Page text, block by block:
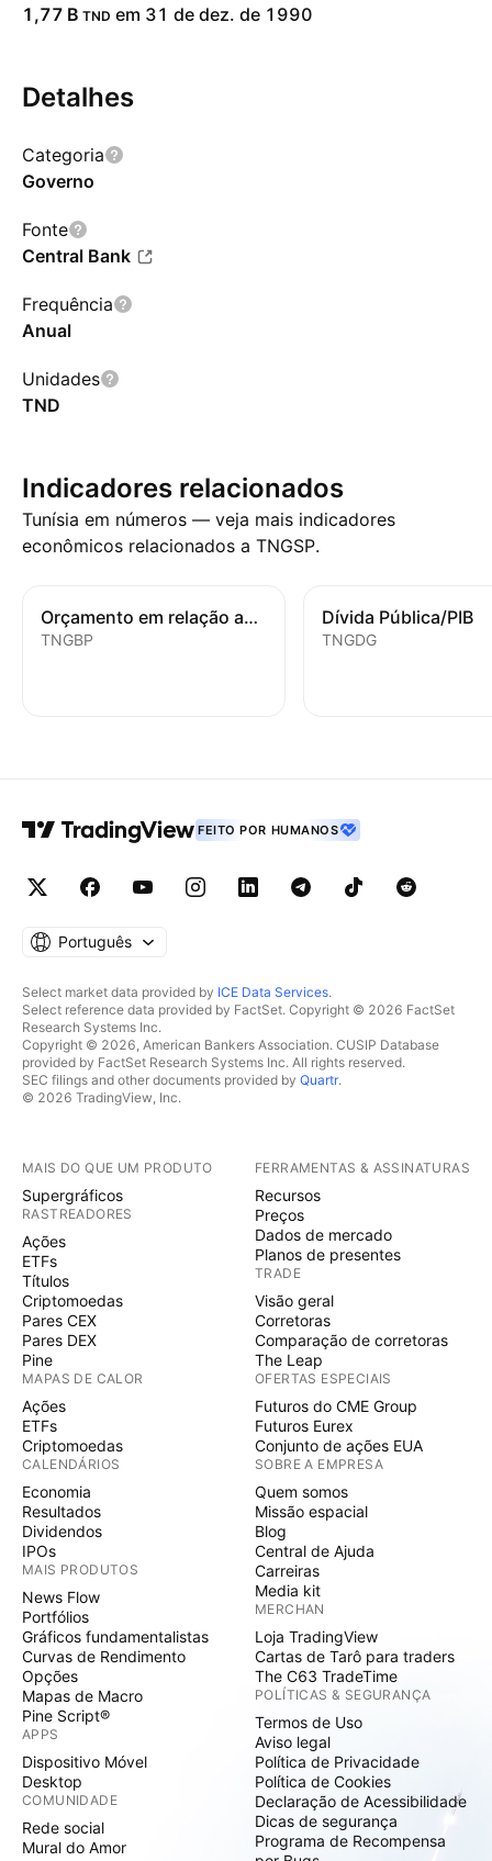
‪1,77 B‬ TND em 31 de dez. de 1990
Detalhes
Categoria
Governo
Fonte
Central Bank
Frequência
Anual
Unidades
TND
Indicadores relacionados
Tunísia em números — veja mais indicadores
econômicos relacionados a TNGSP.
Orçamento em relação ao PIB
TNGBP
Dívida Pública/PIB
TNGDG
FEITO POR HUMANOS
Português
Select market data provided by ICE Data Services.
Select reference data provided by FactSet. Copyright © 2026 FactSet
Research Systems Inc.
Copyright © 2026, American Bankers Association. CUSIP Database
provided by FactSet Research Systems Inc. All rights reserved.
SEC filings and other documents provided by Quartr.
© 2026 TradingView, Inc.
MAIS DO QUE UM PRODUTO
Supergráficos
RASTREADORES
Ações
ETFs
Títulos
Criptomoedas
Pares CEX
Pares DEX
Pine
MAPAS DE CALOR
Ações
ETFs
Criptomoedas
CALENDÁRIOS
Economia
Resultados
Dividendos
IPOs
MAIS PRODUTOS
News Flow
Portfólios
Gráficos fundamentalistas
Curvas de Rendimento
Opções
Mapas de Macro
Pine Script®
APPS
Dispositivo Móvel
Desktop
COMUNIDADE
Rede social
Mural do Amor
FERRAMENTAS & ASSINATURAS
Recursos
Preços
Dados de mercado
Planos de presentes
TRADE
Visão geral
Corretoras
Comparação de corretoras
The Leap
OFERTAS ESPECIAIS
Futuros do CME Group
Futuros Eurex
Conjunto de ações EUA
SOBRE A EMPRESA
Quem somos
Missão espacial
Blog
Central de Ajuda
Carreiras
Media kit
MERCHAN
Loja TradingView
Cartas de Tarô para traders
The C63 TradeTime
POLÍTICAS & SEGURANÇA
Termos de Uso
Aviso legal
Política de Privacidade
Política de Cookies
Declaração de Acessibilidade
Dicas de segurança
Programa de Recompensa